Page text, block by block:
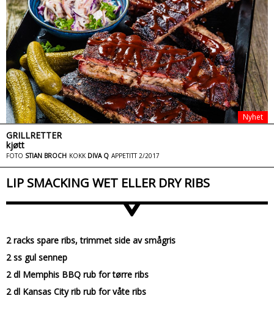
Nyhet
GRILLRETTER
kjøtt
FOTO STIAN BROCH KOKK DIVA Q APPETITT 2/2017
LIP SMACKING WET ELLER DRY RIBS
>
2 racks spare ribs, trimmet side av smågris
2 ss gul sennep
2 dl Memphis BBQ rub for tørre ribs
2 dl Kansas City rib rub for våte ribs